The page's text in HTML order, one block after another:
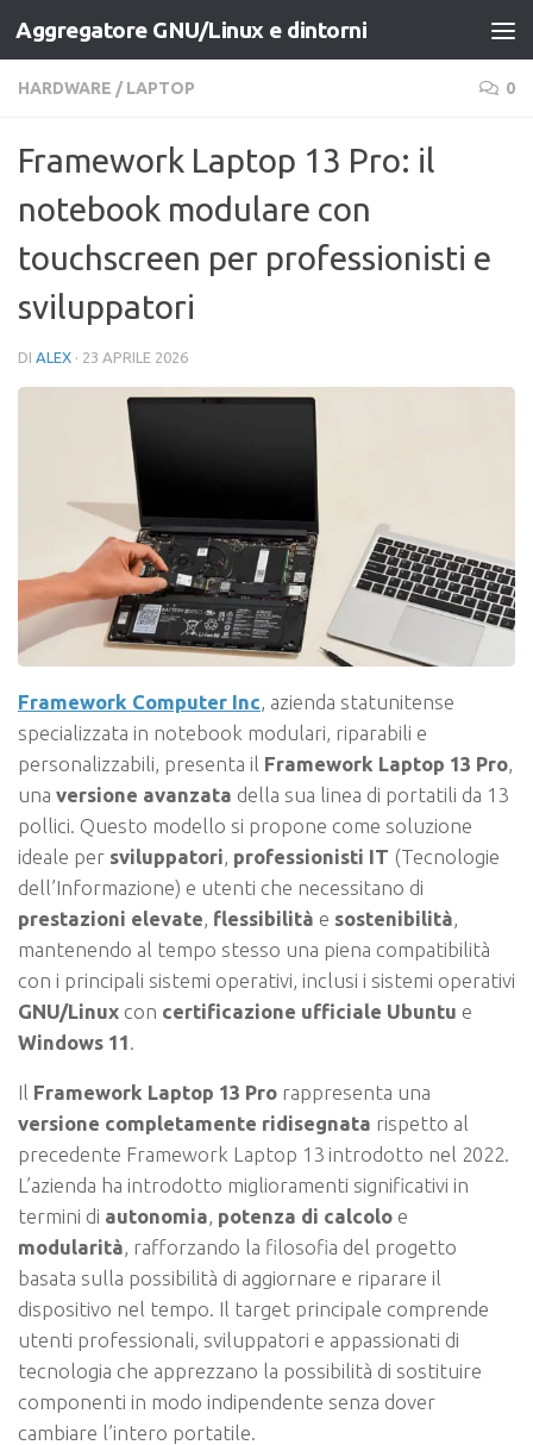
Salta al contenuto
Aggregatore GNU/Linux e dintorni
HARDWARE / LAPTOP 0
Framework Laptop 13 Pro: il
notebook modulare con
touchscreen per professionisti e
sviluppatori
DI ALEX · 23 APRILE 2026
Framework Computer Inc , azienda statunitense
specializzata in notebook modulari, riparabili e
personalizzabili, presenta il Framework Laptop 13 Pro
una versione avanzata della sua linea di portatili da 13
pollici. Questo modello si propone come soluzione
ideale per sviluppatori professionisti IT (Tecnologie
dell’Informazione) e utenti che necessitano di
prestazioni elevate flessibilità e sostenibilità
mantenendo al tempo stesso una piena compatibilità
con i principali sistemi operativi, inclusi i sistemi operativi
GNU/Linux con certificazione ufficiale Ubuntu e
Windows 11
Il Framework Laptop 13 Pro rappresenta una
versione completamente ridisegnata rispetto al
precedente Framework Laptop 13 introdotto nel 2022.
L’azienda ha introdotto miglioramenti significativi in
termini di autonomia, potenza di calcolo e
modularità, rafforzando la filosofia del progetto
basata sulla possibilità di aggiornare e riparare il
dispositivo nel tempo. Il target principale comprende
utenti professionali, sviluppatori e appassionati di
tecnologia che apprezzano la possibilità di sostituire
componenti in modo indipendente senza dover
cambiare l’intero portatile.